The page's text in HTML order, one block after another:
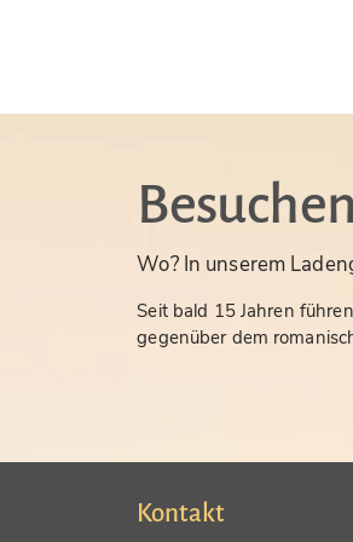
Wo? In unserem
Seit bald 15 Jahren
gegenüber dem
Kontakt